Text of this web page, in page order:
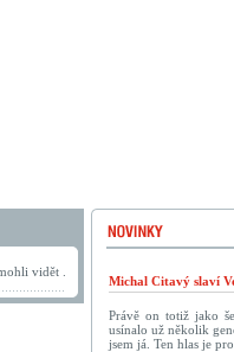
vidět .
Michal Citavý slaví
Právě on totiž jako
usínalo už několik
jsem já. Ten hlas je